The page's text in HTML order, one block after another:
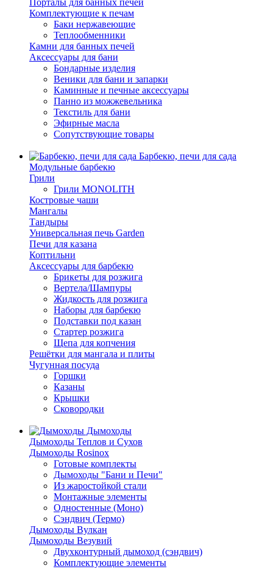
Порталы для банных печей
Комплектующие к печам
Баки нержавеющие
Теплообменники
Камни для банных печей
Аксессуары для бани
Бондарные изделия
Веники для бани и запарки
Каминные и печные аксессуары
Панно из можжевельника
Текстиль для бани
Эфирные масла
Сопутствующие товары
Барбекю, печи для сада
Модульные барбекю
Грили
Грили MONOLITH
Костровые чаши
Мангалы
Тандыры
Универсальная печь Garden
Печи для казана
Коптильни
Аксессуары для барбекю
Брикеты для розжига
Вертела/Шампуры
Жидкость для розжига
Наборы для барбекю
Подставки под казан
Стартер розжига
Щепа для копчения
Решётки для мангала и плиты
Чугунная посуда
Горшки
Казаны
Крышки
Сковородки
Дымоходы
Дымоходы Теплов и Сухов
Дымоходы Rosinox
Готовые комплекты
Дымоходы "Бани и Печи"
Из жаростойкой стали
Монтажные элементы
Одностенные (Моно)
Сэндвич (Термо)
Дымоходы Вулкан
Дымоходы Везувий
Двухконтурный дымоход (сэндвич)
Комплектующие элементы